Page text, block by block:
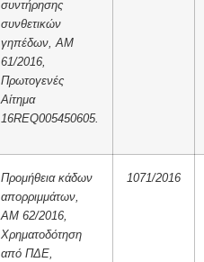
συντήρησης
συνθετικών
γηπέδων, ΑΜ
61/2016,
Πρωτογενές
Αίτημα
16REQ005450605.
Προμήθεια κάδων
απορριμμάτων,
ΑΜ 62/2016,
Χρηματοδότηση
από ΠΔΕ,
1071/2016